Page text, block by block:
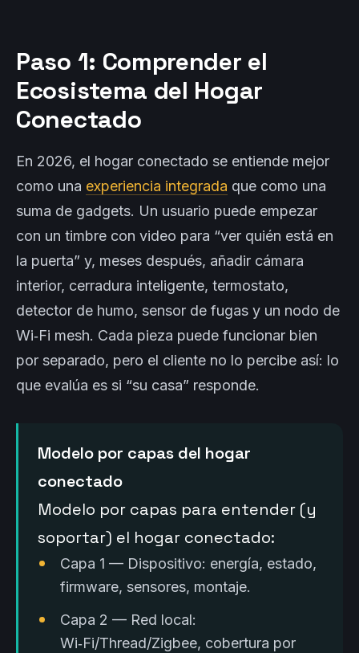
Paso 1: Comprender el
Ecosistema del Hogar
Conectado
En 2026, el hogar conectado se entiende mejor
como una experiencia integrada que como una
suma de gadgets. Un usuario puede empezar
con un timbre con video para “ver quién está en
la puerta” y, meses después, añadir cámara
interior, cerradura inteligente, termostato,
detector de humo, sensor de fugas y un nodo de
Wi‑Fi mesh. Cada pieza puede funcionar bien
por separado, pero el cliente no lo percibe así: lo
que evalúa es si “su casa” responde.
Modelo por capas del hogar
conectado
Modelo por capas para entender (y
soportar) el hogar conectado:
Capa 1 — Dispositivo: energía, estado,
firmware, sensores, montaje.
Capa 2 — Red local:
Wi‑Fi/Thread/Zigbee, cobertura por